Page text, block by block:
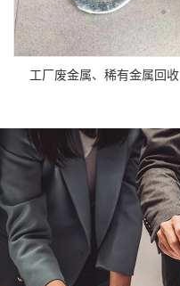
工厂废金属、稀有金属回收